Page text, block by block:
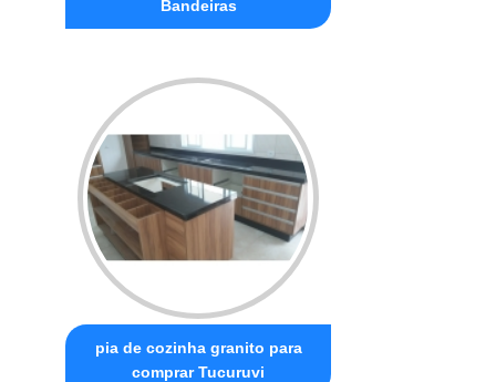
Bandeiras
pia de cozinha granito para
comprar Tucuruvi